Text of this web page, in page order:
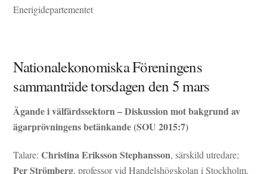
Enerigidepartementet
Nationalekonomiska Föreningens
sammanträde torsdagen den 5 mars
Ägande i välfärdssektorn – Diskussion mot bakgrund av
ägarprövningens betänkande (SOU 2015:7)
Talare:Christina Eriksson Stephansson, särskild utredare;
Per Strömberg, professor vid Handelshögskolan i Stockholm,